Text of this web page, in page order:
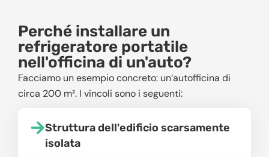
Perché installare un
refrigeratore portatile
nell'officina di un'auto?
Facciamo un esempio concreto: un’autofficina di
circa 200 m². I vincoli sono i seguenti:
Struttura dell'edificio scarsamente
isolata